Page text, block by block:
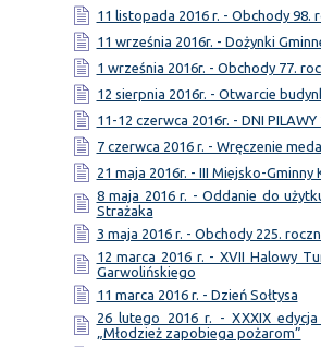
11 listopada 2016 r. - Obchody 98.
11 września 2016r. - Dożynki
1 września 2016r. - Obchody 77.
12 sierpnia 2016r. - Otwarcie
11-12 czerwca 2016r. - DNI PILAWY
7 czerwca 2016 r. - Wręczenie
21 maja 2016r. - III Miejsko-
8 maja 2016 r. - Oddanie do
Strażaka
3 maja 2016 r. - Obchody 225.
12 marca 2016 r. - XVII Halowy
Garwolińskiego
11 marca 2016 r. - Dzień Sołtysa
26 lutego 2016 r. - XXXIX
„Młodzież zapobiega pożarom”